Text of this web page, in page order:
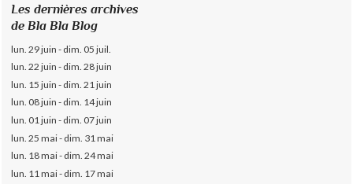
Les dernières archives
de Bla Bla Blog
lun. 29 juin - dim. 05 juil.
lun. 22 juin - dim. 28 juin
lun. 15 juin - dim. 21 juin
lun. 08 juin - dim. 14 juin
lun. 01 juin - dim. 07 juin
lun. 25 mai - dim. 31 mai
lun. 18 mai - dim. 24 mai
lun. 11 mai - dim. 17 mai